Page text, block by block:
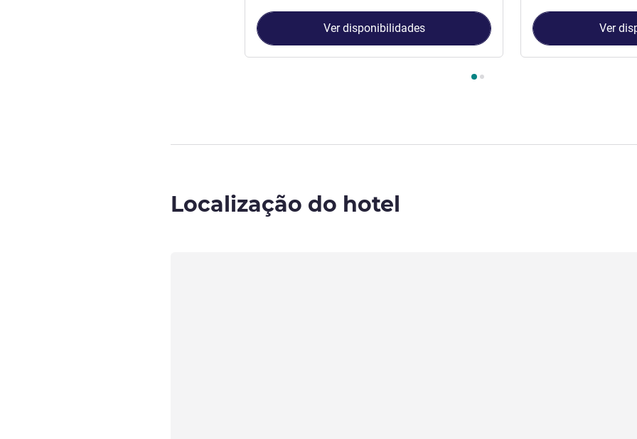
Ver disponibilidades Ver
Localização do hotel